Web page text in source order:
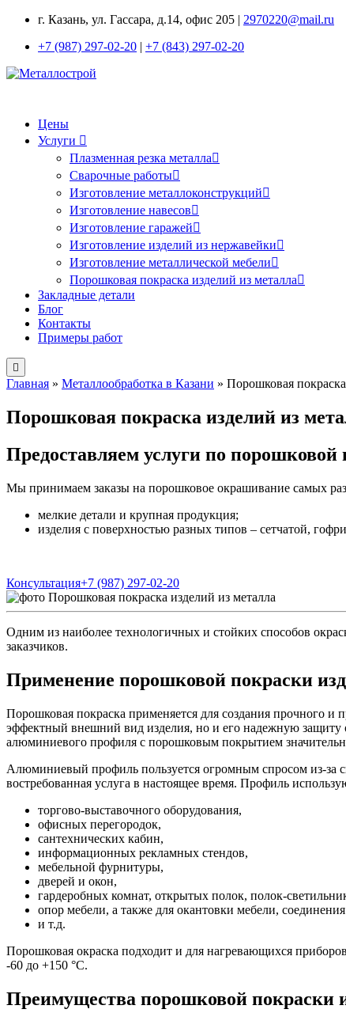
г. Казань, ул. Гассара, д.14, офис 205 | 2970220@mail.ru
+7 (987) 297-02-20 | +7 (843) 297-02-20
Цены
Услуги
Плазменная резка металла
Сварочные работы
Изготовление металлоконструкций
Изготовление навесов
Изготовление гаражей
Изготовление изделий из нержавейки
Изготовление металлической мебели
Порошковая покраска изделий из металла
Закладные детали
Блог
Контакты
Примеры работ
Главная » Металлообработка в Казани » Порошковая
Порошковая покраска изделий из
Предоставляем услуги по
Мы принимаем заказы на порошковое окрашивание самых
мелкие детали и крупная продукция;
изделия с поверхностью разных типов – сетчатой,
Консультация+7 (987) 297-02-20
Одним из наиболее технологичных и стойких способов
заказчиков.
Применение порошковой покраски
Порошковая покраска применяется для создания прочного и
эффектный внешний вид изделия, но и его надежную
алюминиевого профиля с порошковым покрытием
Алюминиевый профиль пользуется огромным спросом из-за
востребованная услуга в настоящее время. Профиль
торгово-выставочного оборудования,
офисных перегородок,
сантехнических кабин,
информационных рекламных стендов,
мебельной фурнитуры,
дверей и окон,
гардеробных комнат, открытых полок, полок-
опор мебели, а также для окантовки мебели,
и т.д.
Порошковая окраска подходит и для нагревающихся
-60 до +150 °С.
Преимущества порошковой покраски